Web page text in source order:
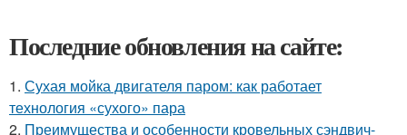
Последние обновления на сайте:
1. Сухая мойка двигателя паром: как работает
технология «сухого» пара
2. Преимущества и особенности кровельных сэндвич-